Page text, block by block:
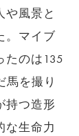
や風景と
。マイブ
たのは135
馬を撮り
持つ造形
な生命力